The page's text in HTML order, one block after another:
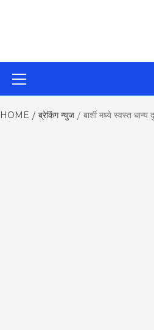
HOME ब्रेकिंग न्युज बार्शी मध्ये स्वस्त धान्य